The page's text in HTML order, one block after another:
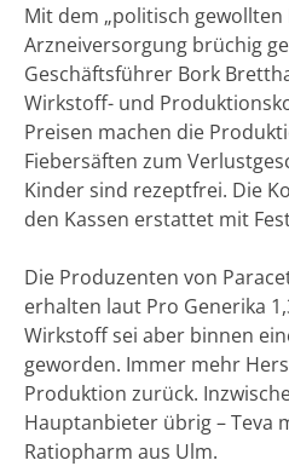
Mit dem „politisch gewollten
Arzneiversorgung brüchig
Geschäftsführer Bork
Wirkstoff- und
Preisen machen die
Fiebersäften zum
Kinder sind rezeptfrei. Die
den Kassen erstattet mit
Die Produzenten von
erhalten laut Pro Generika
Wirkstoff sei aber binnen
geworden. Immer mehr
Produktion zurück.
Hauptanbieter übrig – Teva
Ratiopharm aus Ulm.